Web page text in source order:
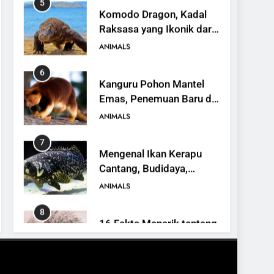
6
Kanguru Pohon Mantel
Emas, Penemuan Baru di
7
Mengenal Ikan Kerapu
Cantang, Budidaya,
Ekonomi
8
16 Fakta Menarik tentang
Landak
9
10 Fakta Menarik Tentang